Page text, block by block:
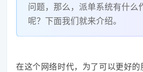
问题，那么，派单系统有什么
呢？下面我们就来介绍。
在这个网络时代，为了可以更好的